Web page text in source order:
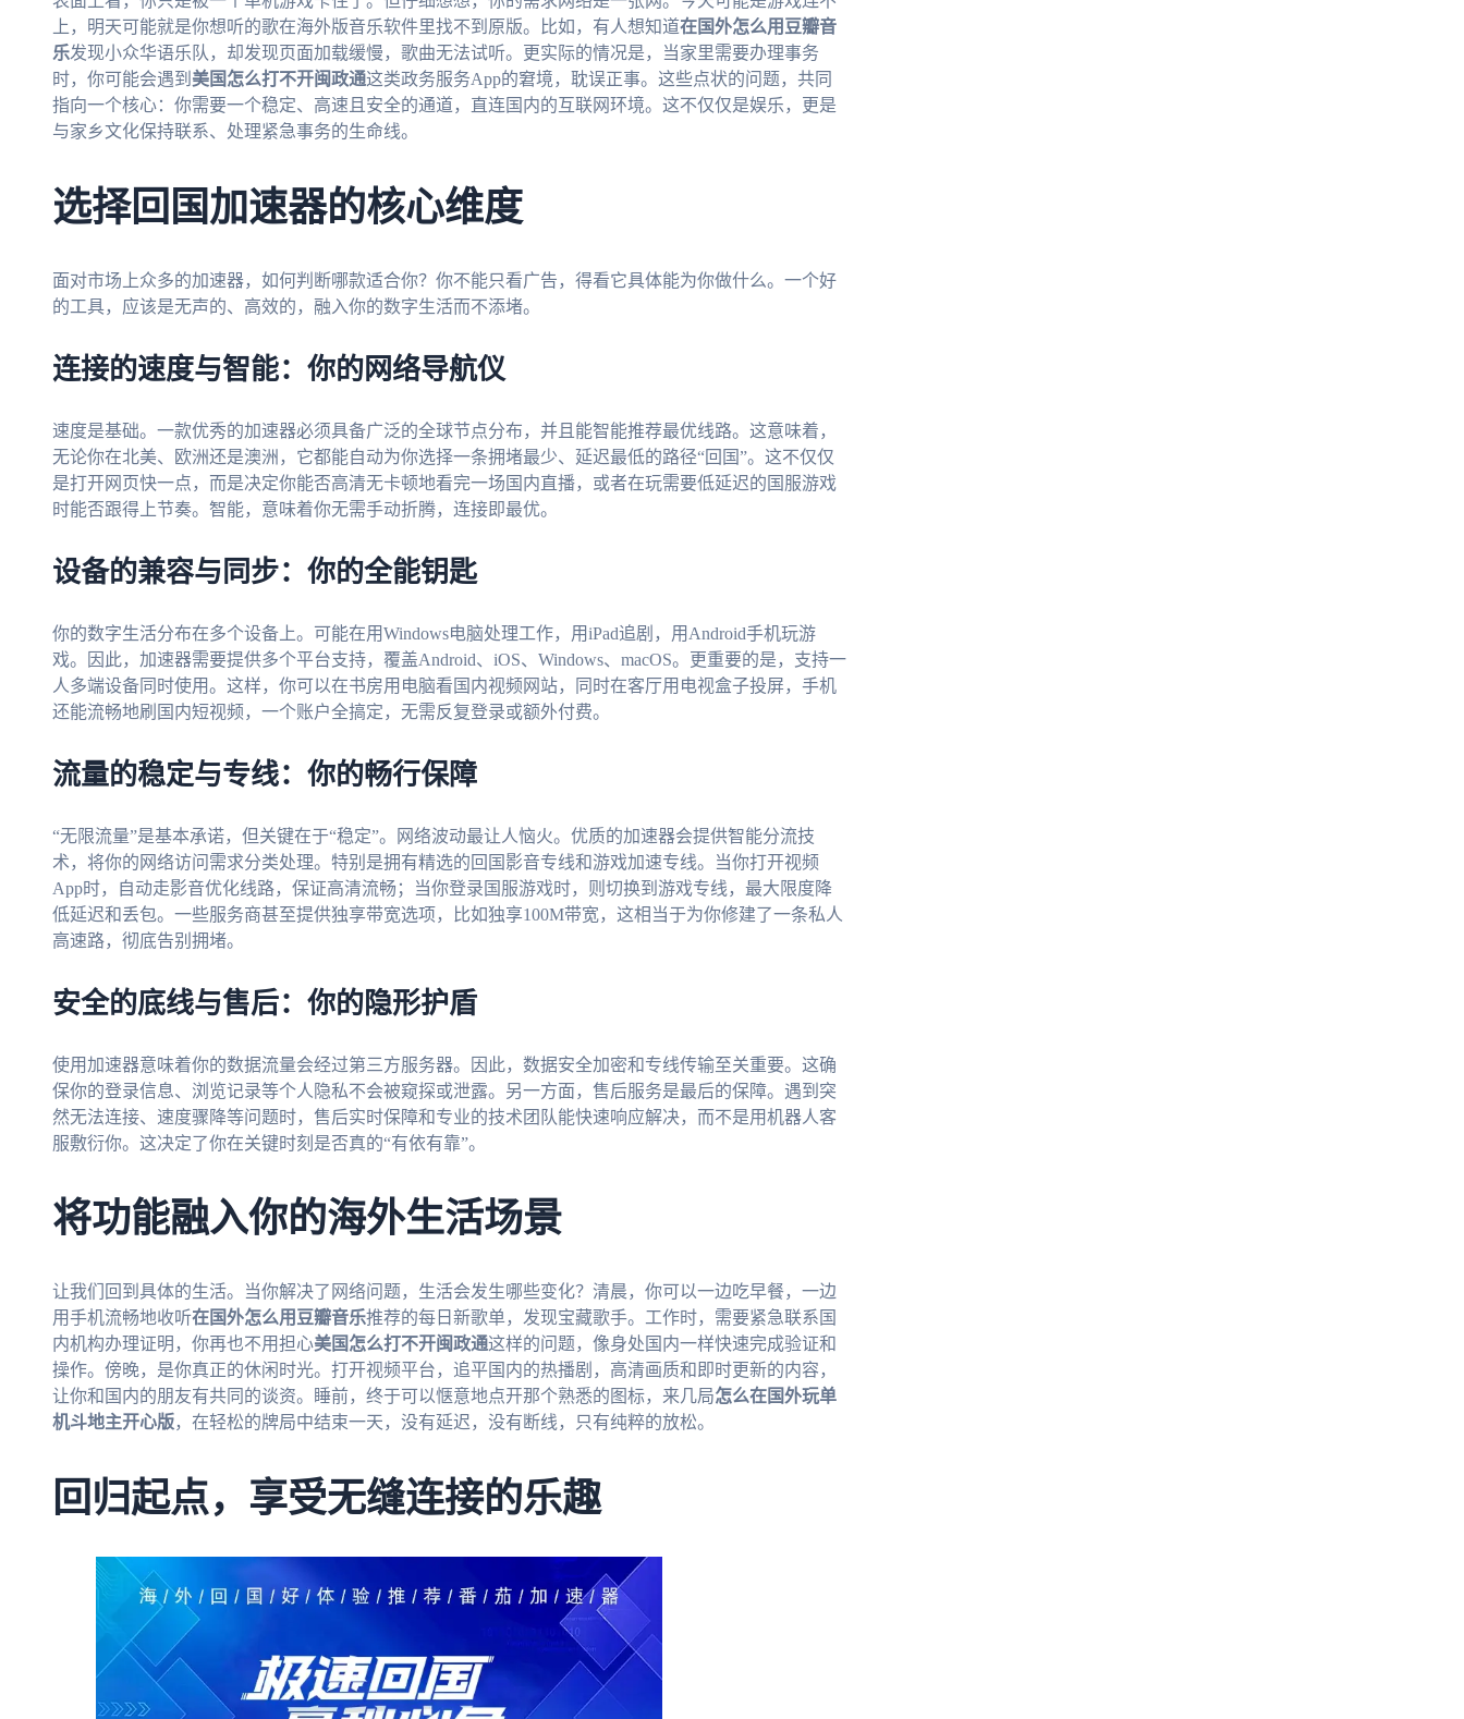
上，明天可能就是你想听的歌在海外版音乐软件里找不到原版。比如，有人想知道在国外怎么用豆瓣音
乐发现小众华语乐队，却发现页面加载缓慢，歌曲无法试听。更实际的情况是，当家里需要办理事务
时，你可能会遇到 美国怎么打不开闽政通这类政务服务App的窘境，耽误正事。这些点状的问题，共同
指向一个核心：你需要一个稳定、高速且安全的通道，直连国内的互联网环境。这不仅仅是娱乐，更是
与家乡文化保持联系、处理紧急事务的生命线。
选择回国加速器的核心维度
面对市场上众多的加速器，如何判断哪款适合你？你不能只看广告，得看它具体能为你做什么。一个好
的工具，应该是无声的、高效的，融入你的数字生活而不添堵。
连接的速度与智能：你的网络导航仪
速度是基础。一款优秀的加速器必须具备广泛的全球节点分布，并且能智能推荐最优线路。这意味着，
无论你在北美、欧洲还是澳洲，它都能自动为你选择一条拥堵最少、延迟最低的路径“回国”。这不仅仅
是打开网页快一点，而是决定你能否高清无卡顿地看完一场国内直播，或者在玩需要低延迟的国服游戏
时能否跟得上节奏。智能，意味着你无需手动折腾，连接即最优。
设备的兼容与同步：你的全能钥匙
你的数字生活分布在多个设备上。可能在用Windows电脑处理工作，用iPad追剧，用Android手机玩游
戏。因此，加速器需要提供多个平台支持，覆盖Android、iOS、Windows、macOS。更重要的是，支持一
人多端设备同时使用。这样，你可以在书房用电脑看国内视频网站，同时在客厅用电视盒子投屏，手机
还能流畅地刷国内短视频，一个账户全搞定，无需反复登录或额外付费。
流量的稳定与专线：你的畅行保障
“无限流量”是基本承诺，但关键在于“稳定”。网络波动最让人恼火。优质的加速器会提供智能分流技
术，将你的网络访问需求分类处理。特别是拥有精选的回国影音专线和游戏加速专线。当你打开视频
App时，自动走影音优化线路，保证高清流畅；当你登录国服游戏时，则切换到游戏专线，最大限度降
低延迟和丢包。一些服务商甚至提供独享带宽选项，比如独享100M带宽，这相当于为你修建了一条私人
高速路，彻底告别拥堵。
安全的底线与售后：你的隐形护盾
使用加速器意味着你的数据流量会经过第三方服务器。因此，数据安全加密和专线传输至关重要。这确
保你的登录信息、浏览记录等个人隐私不会被窥探或泄露。另一方面，售后服务是最后的保障。遇到突
然无法连接、速度骤降等问题时，售后实时保障和专业的技术团队能快速响应解决，而不是用机器人客
服敷衍你。这决定了你在关键时刻是否真的“有依有靠”。
将功能融入你的海外生活场景
让我们回到具体的生活。当你解决了网络问题，生活会发生哪些变化？清晨，你可以一边吃早餐，一边
用手机流畅地收听在国外怎么用豆瓣音乐推荐的每日新歌单，发现宝藏歌手。工作时，需要紧急联系国
内机构办理证明，你再也不用担心美国怎么打不开闽政通这样的问题，像身处国内一样快速完成验证和
操作。傍晚，是你真正的休闲时光。打开视频平台，追平国内的热播剧，高清画质和即时更新的内容，
让你和国内的朋友有共同的谈资。睡前，终于可以惬意地点开那个熟悉的图标，来几局怎么在国外玩单
机斗地主开心版，在轻松的牌局中结束一天，没有延迟，没有断线，只有纯粹的放松。
回归起点，享受无缝连接的乐趣